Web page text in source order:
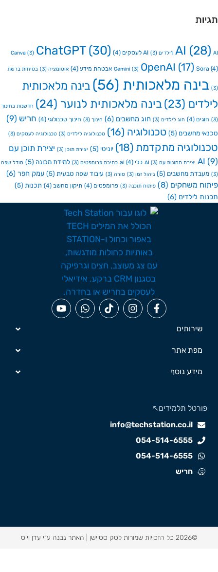
AI
(3) AI לעסקים (4)
Canva(3) ChatGPT(30)
Gemini(3) OpenAI(17) אבטחת מידע (4) אוטומציה(3) בטיחות ברשת
מלאכותית(56)
בינה מלאכותית
(23) בינה מלאכותית לנוער(24) חדשנות בחינוך
(4) חוג לילדים(3) חוג מחשבים(6) חינוך (3) חינוך טכנולוגי(4) חריש(9)
מחשבים(5) טכנולוגיה(16) טכנולוגיה לילדים(3) טכנולוגיה לעסקים(3)
מתקדמת(18) יוניטי (5) יצירת תוכן(3)
יצירת תוכן עם
AI יצירת תמונות עם AI(3) כלי ai(4) כתיבת פרומפטים(3) למידת מכונה(5) מודל שפה
מחשבים(5) ניהול זמן(3) סורה (3) עיבוד שפה טבעית(5) עמק חפר (6)
משחקים(8) פיתוח תוכנה (3) פרומפטים(4) תיקון מחשב(4) תכנות(5)
לילדים(6)
שירותים
מפת אתר
מידע נוסף
info@techstation.co.il
054-514-6555
054-514-6555
חריש
תלמידים↖️
האתר נבנה ע״י עדן וייס